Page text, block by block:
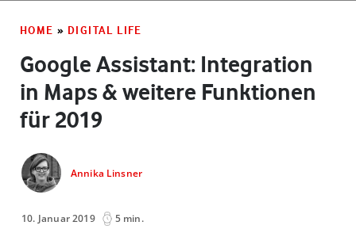
HOME » DIGITAL LIFE
Google Assistant: Integration
in Maps & weitere Funktionen
für 2019
Annika Linsner
10. Januar 2019 5 min.